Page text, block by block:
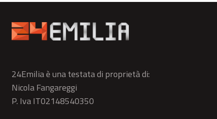
24Emilia è una testata di proprietà di:
Nicola Fangareggi
P. Iva IT02148540350